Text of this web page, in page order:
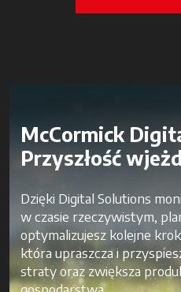
McCormick
Przyszłość
Dzięki Digital Solutions
w czasie rzeczywistym,
optymalizujesz kolejne
która upraszcza i
straty oraz zwiększa